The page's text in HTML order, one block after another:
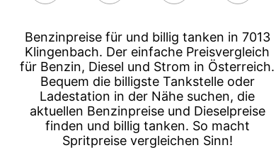
Benzinpreise für und billig tanken in 7013
Klingenbach. Der einfache Preisvergleich
für Benzin, Diesel und Strom in Österreich.
Bequem die billigste Tankstelle oder
Ladestation in der Nähe suchen, die
aktuellen Benzinpreise und Dieselpreise
finden und billig tanken. So macht
Spritpreise vergleichen Sinn!